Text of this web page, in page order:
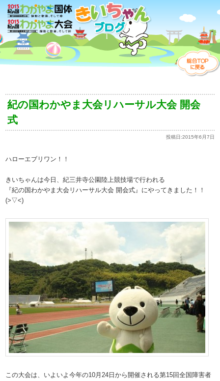
紀の国わかやま大会リハーサル大会 開会
式
投稿日:2015年6月7日
ハローエブリワン！！
きいちゃんは今日、紀三井寺公園陸上競技場で行われる
『紀の国わかやま大会リハーサル大会 開会式』にやってきました！！
(>▽<)
この大会は、いよいよ今年の10月24日から開催される第15回全国障害者